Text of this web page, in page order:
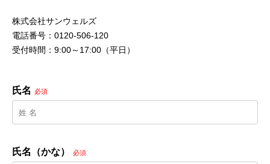
株式会社サンウェルズ
電話番号：0120-506-120
受付時間：9:00～17:00（平日）
氏名 必須
氏名（かな） 必須